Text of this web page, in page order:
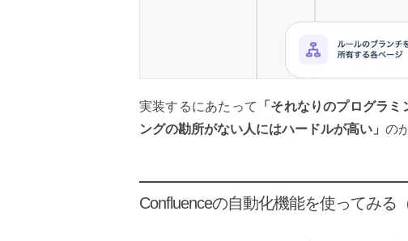
実装するにあたって
「それなりのプログラ
ングの勘所がない人にはハードルが高い」 の
Confluenceの自動化機能を使ってみる